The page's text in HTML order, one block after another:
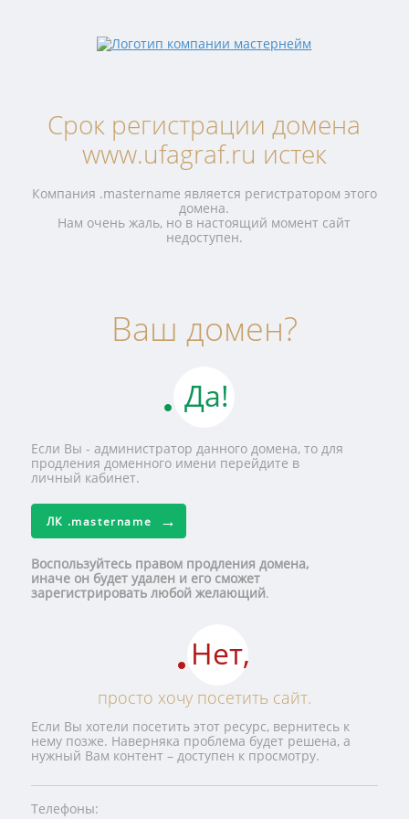
Срок регистрации домена
www.ufagraf.ru истек
Компания .mastername является регистратором этого
домена.
Нам очень жаль, но в настоящий момент сайт
недоступен.
Ваш домен?
Да!
Если Вы - администратор данного домена, то для
продления доменного имени перейдите в
личный кабинет.
ЛК .mastername
Воспользуйтесь правом продления домена,
иначе он будет удален и его сможет
зарегистрировать любой желающий.
Нет,
просто хочу посетить сайт.
Если Вы хотели посетить этот ресурс, вернитесь к
нему позже. Наверняка проблема будет решена, а
нужный Вам контент – доступен к просмотру.
Телефоны: